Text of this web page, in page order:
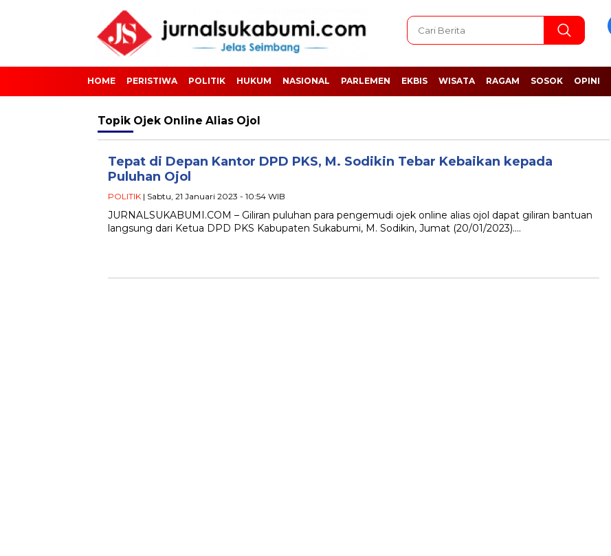
HOME PERISTIWA POLITIK HUKUM NASIONAL PARLEMEN EKBIS WISATA RAGAM SOSOK OPINI
Topik Ojek Online Alias Ojol
Tepat di Depan Kantor DPD PKS, M. Sodikin Tebar Kebaikan kepada
Puluhan Ojol
POLITIK | Sabtu, 21 Januari 2023 - 10:54 WIB
JURNALSUKABUMI.COM – Giliran puluhan para pengemudi ojek online alias ojol dapat giliran bantuan
langsung dari Ketua DPD PKS Kabupaten Sukabumi, M. Sodikin, Jumat (20/01/2023)….